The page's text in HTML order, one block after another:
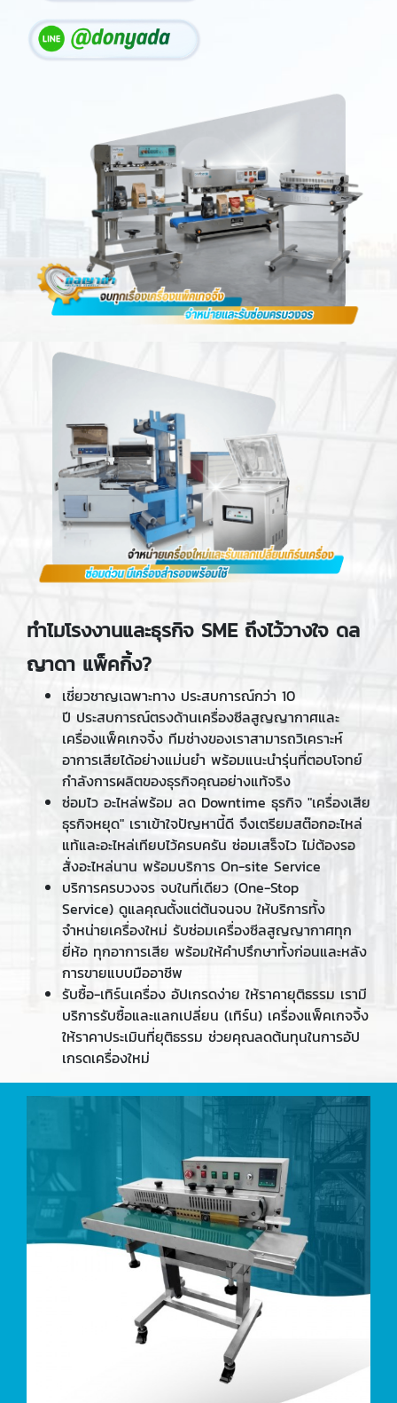
ทำไมโรงงานและธุรกิจ SME ถึงไว้วางใจ ดล
ญาดา แพ็คกิ้ง?
เชี่ยวชาญเฉพาะทาง ประสบการณ์กว่า 10
ปี ประสบการณ์ตรงด้านเครื่องซีลสูญญากาศและ
เครื่องแพ็คเกจจิ้ง ทีมช่างของเราสามารถวิเคราะห์
อาการเสียได้อย่างแม่นยำ พร้อมแนะนำรุ่นที่ตอบโจทย์
กำลังการผลิตของธุรกิจคุณอย่างแท้จริง
ซ่อมไว อะไหล่พร้อม ลด Downtime ธุรกิจ "เครื่องเสีย
ธุรกิจหยุด" เราเข้าใจปัญหานี้ดี จึงเตรียมสต๊อกอะไหล่
แท้และอะไหล่เทียบไว้ครบครัน ซ่อมเสร็จไว ไม่ต้องรอ
สั่งอะไหล่นาน พร้อมบริการ On-site Service
บริการครบวงจร จบในที่เดียว (One-Stop
Service) ดูแลคุณตั้งแต่ต้นจนจบ ให้บริการทั้ง
จำหน่ายเครื่องใหม่ รับซ่อมเครื่องซีลสูญญากาศทุก
ยี่ห้อ ทุกอาการเสีย พร้อมให้คำปรึกษาทั้งก่อนและหลัง
การขายแบบมืออาชีพ
รับซื้อ-เทิร์นเครื่อง อัปเกรดง่าย ให้ราคายุติธรรม เรามี
บริการรับซื้อและแลกเปลี่ยน (เทิร์น) เครื่องแพ็คเกจจิ้ง
ให้ราคาประเมินที่ยุติธรรม ช่วยคุณลดต้นทุนในการอัป
เกรดเครื่องใหม่